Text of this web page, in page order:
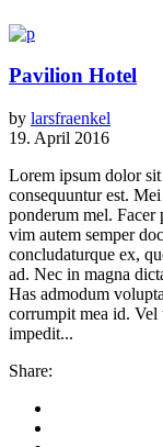
Pavilion Hotel
by larsfraenkel
19. April 2016
Lorem ipsum dolor
consequuntur est.
ponderum mel. Facer
vim autem semper
concludaturque ex,
ad. Nec in magna
Has admodum
corrumpit mea id. Vel
impedit...
Share: